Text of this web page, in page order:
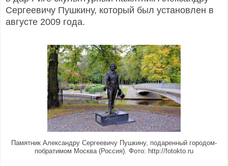
Сергеевичу Пушкину, который был установлен в
августе 2009 года.
Памятник Александру Сергеевичу Пушкину, подаренный городом-
побратимом Москва (Россия). Фото: http://fotokto.ru